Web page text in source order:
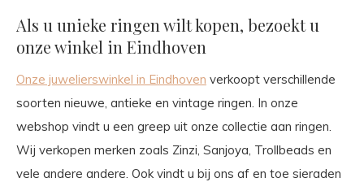
Als u unieke ringen wilt kopen, bezoekt u
onze winkel in Eindhoven
Onze juwelierswinkel in Eindhoven verkoopt verschillende
soorten nieuwe, antieke en vintage ringen. In onze
webshop vindt u een greep uit onze collectie aan ringen.
Wij verkopen merken zoals Zinzi, Sanjoya, Trollbeads en
vele andere andere. Ook vindt u bij ons af en toe sieraden